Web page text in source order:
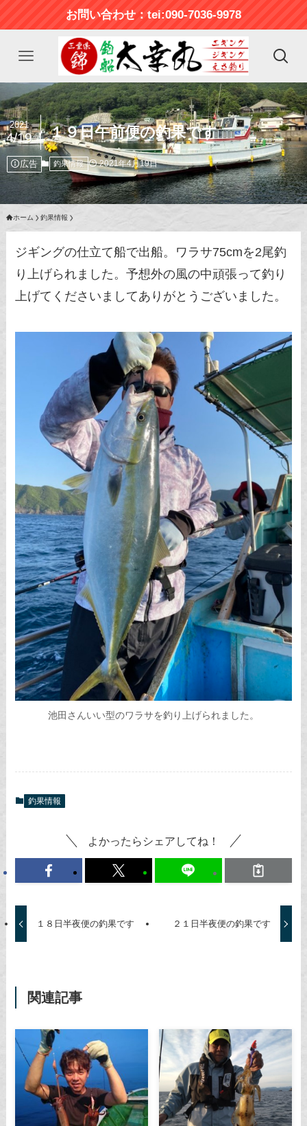
お問い合わせ：tei:090-7036-9978
１９日午前便の釣果です
2021
4/19
広告 釣果情報 2021年4月19日
ホーム 釣果情報
ジギングの仕立て船で出船。ワラサ75cmを2尾釣
り上げられました。予想外の風の中頑張って釣り
上げてくださいましてありがとうございました。
池田さんいい型のワラサを釣り上げられました。
釣果情報
よかったらシェアしてね！
１８日半夜便の釣果です ２１日半夜便の釣果です
関連記事